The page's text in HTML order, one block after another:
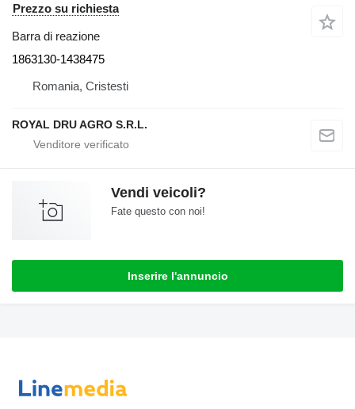
Prezzo su richiesta
Barra di reazione
1863130-1438475
Romania, Cristesti
ROYAL DRU AGRO S.R.L.
Vendi veicoli?
Fate questo con noi!
Inserire l'annuncio